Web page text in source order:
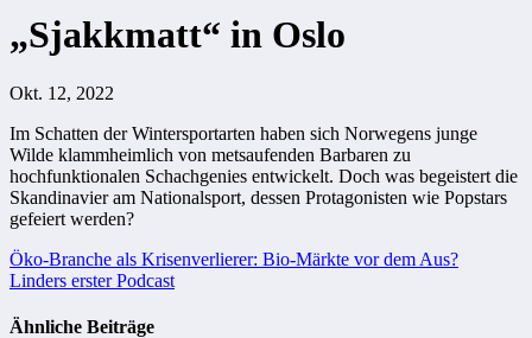
„Sjakkmatt“ in Oslo
Okt. 12, 2022
Im Schatten der Wintersportarten haben sich Norwegens junge
Wilde klammheimlich von metsaufenden Barbaren zu
hochfunktionalen Schachgenies entwickelt. Doch was begeistert die
Skandinavier am Nationalsport, dessen Protagonisten wie Popstars
gefeiert werden?
Beitragsnavigation
Öko-Branche als Krisenverlierer: Bio-Märkte vor dem Aus?
Linders erster Podcast
Ähnliche Beiträge